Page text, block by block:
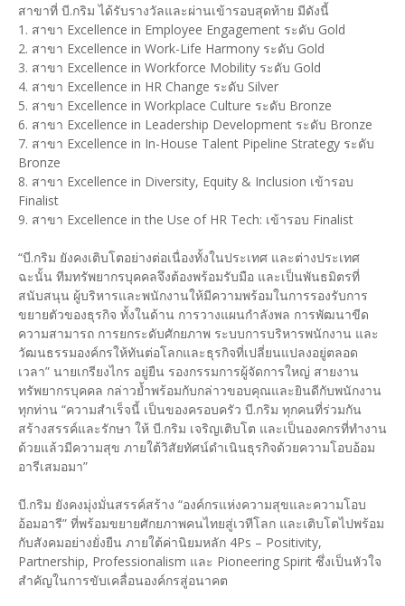
สาขาที่ บี.กริม ได้รับรางวัลและผ่านเข้ารอบสุดท้าย มีดังนี้
1. สาขา Excellence in Employee Engagement ระดับ Gold
2. สาขา Excellence in Work-Life Harmony ระดับ Gold
3. สาขา Excellence in Workforce Mobility ระดับ Gold
4. สาขา Excellence in HR Change ระดับ Silver
5. สาขา Excellence in Workplace Culture ระดับ Bronze
6. สาขา Excellence in Leadership Development ระดับ Bronze
7. สาขา Excellence in In-House Talent Pipeline Strategy ระดับ
Bronze
8. สาขา Excellence in Diversity, Equity & Inclusion เข้ารอบ
Finalist
9. สาขา Excellence in the Use of HR Tech: เข้ารอบ Finalist
“บี.กริม ยังคงเติบโตอย่างต่อเนื่องทั้งในประเทศ และต่างประเทศ
ฉะนั้น ทีมทรัพยากรบุคคลจึงต้องพร้อมรับมือ และเป็นพันธมิตรที่
สนับสนุน ผู้บริหารและพนักงานให้มีความพร้อมในการรองรับการ
ขยายตัวของธุรกิจ ทั้งในด้าน การวางแผนกำลังพล การพัฒนาขีด
ความสามารถ การยกระดับศักยภาพ ระบบการบริหารพนักงาน และ
วัฒนธรรมองค์กรให้ทันต่อโลกและธุรกิจที่เปลี่ยนแปลงอยู่ตลอด
เวลา” นายเกรียงไกร อยู่ยืน รองกรรมการผู้จัดการใหญ่ สายงาน
ทรัพยากรบุคคล กล่าวย้ำพร้อมกับกล่าวขอบคุณและยินดีกับพนักงาน
ทุกท่าน “ความสำเร็จนี้ เป็นของครอบครัว บี.กริม ทุกคนที่ร่วมกัน
สร้างสรรค์และรักษา ให้ บี.กริม เจริญเติบโต และเป็นองคกรที่ทำงาน
ด้วยแล้วมีความสุข ภายใต้วิสัยทัศน์ดำเนินธุรกิจด้วยความโอบอ้อม
อารีเสมอมา”
บี.กริม ยังคงมุ่งมั่นสรรค์สร้าง “องค์กรแห่งความสุขและความโอบ
อ้อมอารี” ที่พร้อมขยายศักยภาพคนไทยสู่เวทีโลก และเติบโตไปพร้อม
กับสังคมอย่างยั่งยืน ภายใต้ค่านิยมหลัก 4Ps – Positivity,
Partnership, Professionalism และ Pioneering Spirit ซึ่งเป็นหัวใจ
สำคัญในการขับเคลื่อนองค์กรสู่อนาคต